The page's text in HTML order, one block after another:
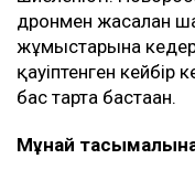
дронмен жасалған
жұмыстарына
қауіптенген кейбір
бас тарта бастаған.
Мұнай тасымалына